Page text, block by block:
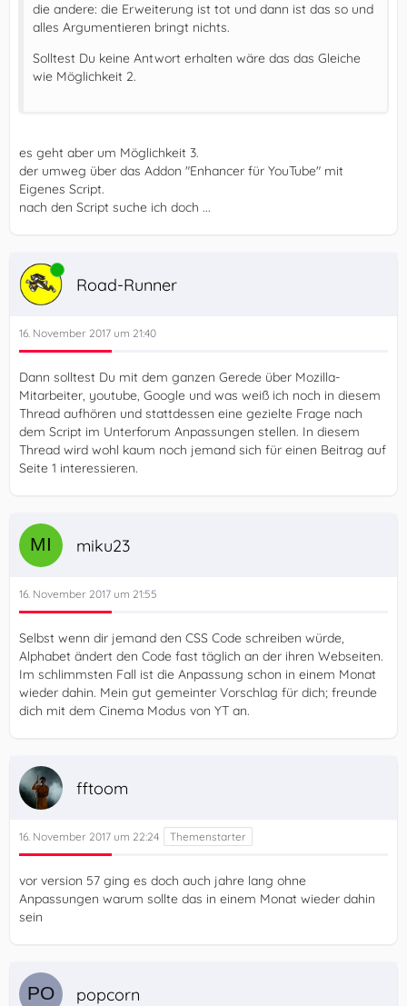
die andere: die Erweiterung ist tot und dann ist das so und
alles Argumentieren bringt nichts.
Solltest Du keine Antwort erhalten wäre das das Gleiche
wie Möglichkeit 2.
es geht aber um Möglichkeit 3.
der umweg über das Addon "Enhancer für YouTube" mit
Eigenes Script.
nach den Script suche ich doch ...
Online
Road-Runner
16. November 2017 um 21:40
Dann solltest Du mit dem ganzen Gerede über Mozilla-
Mitarbeiter, youtube, Google und was weiß ich noch in diesem
Thread aufhören und stattdessen eine gezielte Frage nach
dem Script im Unterforum Anpassungen stellen. In diesem
Thread wird wohl kaum noch jemand sich für einen Beitrag auf
Seite 1 interessieren.
miku23
16. November 2017 um 21:55
Selbst wenn dir jemand den CSS Code schreiben würde,
Alphabet ändert den Code fast täglich an der ihren Webseiten.
Im schlimmsten Fall ist die Anpassung schon in einem Monat
wieder dahin. Mein gut gemeinter Vorschlag für dich; freunde
dich mit dem Cinema Modus von YT an.
fftoom
16. November 2017 um 22:24
vor version 57 ging es doch auch jahre lang ohne
Anpassungen warum sollte das in einem Monat wieder dahin
sein
popcorn